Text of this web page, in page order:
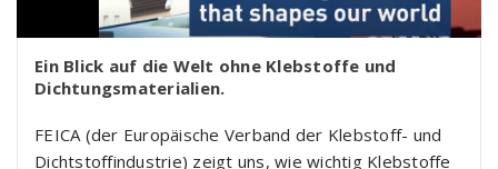
Ein Blick auf die Welt ohne Klebstoffe und
Dichtungsmaterialien.
FEICA (der Europäische Verband der Klebstoff- und
Dichtstoffindustrie) zeigt uns, wie wichtig Klebstoffe